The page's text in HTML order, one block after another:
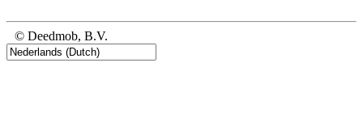
© Deedmob, B.V.